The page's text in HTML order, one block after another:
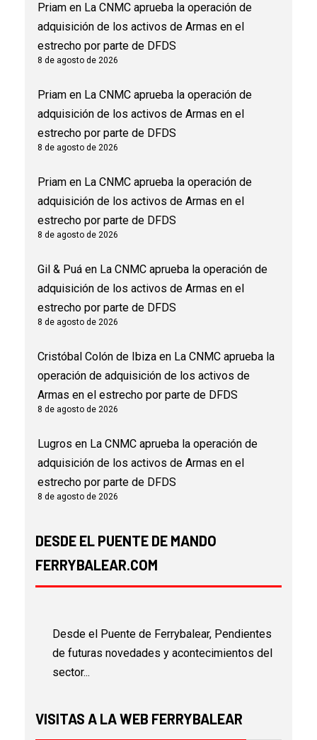
Priam en La CNMC aprueba la operación de
adquisición de los activos de Armas en el
estrecho por parte de DFDS
8 de agosto de 2026
Priam en La CNMC aprueba la operación de
adquisición de los activos de Armas en el
estrecho por parte de DFDS
8 de agosto de 2026
Priam en La CNMC aprueba la operación de
adquisición de los activos de Armas en el
estrecho por parte de DFDS
8 de agosto de 2026
Gil & Puá en La CNMC aprueba la operación de
adquisición de los activos de Armas en el
estrecho por parte de DFDS
8 de agosto de 2026
Cristóbal Colón de Ibiza en La CNMC aprueba la
operación de adquisición de los activos de
Armas en el estrecho por parte de DFDS
8 de agosto de 2026
Lugros en La CNMC aprueba la operación de
adquisición de los activos de Armas en el
estrecho por parte de DFDS
8 de agosto de 2026
DESDE EL PUENTE DE MANDO
FERRYBALEAR.COM
Desde el Puente de Ferrybalear, Pendientes
de futuras novedades y acontecimientos del
sector...
VISITAS A LA WEB FERRYBALEAR